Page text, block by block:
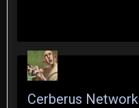
Cerberus Network